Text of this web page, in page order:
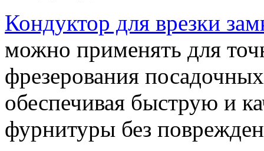
Кондуктор для врезки
можно применять для
фрезерования
обеспечивая быструю и
фурнитуры без